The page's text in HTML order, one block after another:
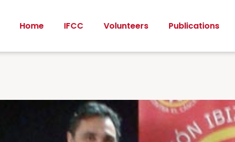
Home IFCC Volunteers Publications